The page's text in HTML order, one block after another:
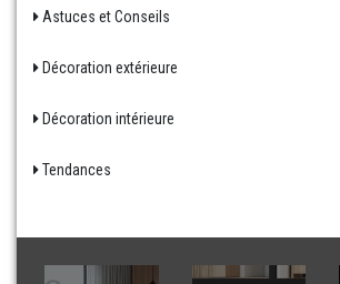
Astuces et Conseils
Décoration extérieure
Décoration intérieure
Tendances